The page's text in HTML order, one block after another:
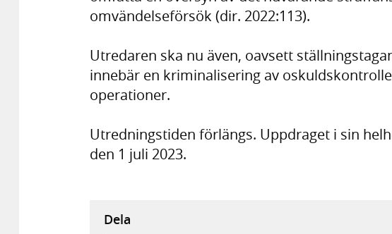
omvändelse­försök (dir. 2022:113).
Utredaren ska nu även, oavsett
innebär en krimi­nalisering av
operationer.
Utredningstiden förlängs. Uppdraget i sin
den 1 juli 2023.
Dela